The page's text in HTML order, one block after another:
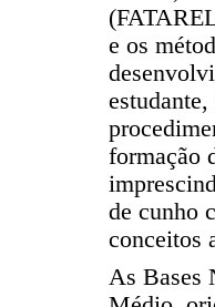
e os
formação
de cunho
conceitos
As Bases